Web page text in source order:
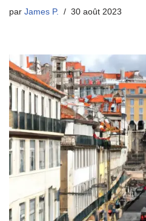
par James P. 30 août 2023